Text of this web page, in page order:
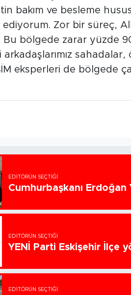
bakım ve besleme
ediyorum. Zor bir süreç,
Bu bölgede zarar yüzde
eksperleri de bölgede
EDITÖRÜN SEÇTIĞI
Cumhurbaşkanı Erdoğan
EDITÖRÜN SEÇTIĞI
YENİ Parti Eskişehir İlçe
EDITÖRÜN SEÇTIĞI